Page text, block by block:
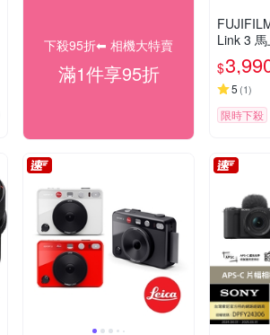
下殺95折⬅︎ 相機大特賣
滿1件享95折
Link 3
印相機
$
5 (1)
限時下殺